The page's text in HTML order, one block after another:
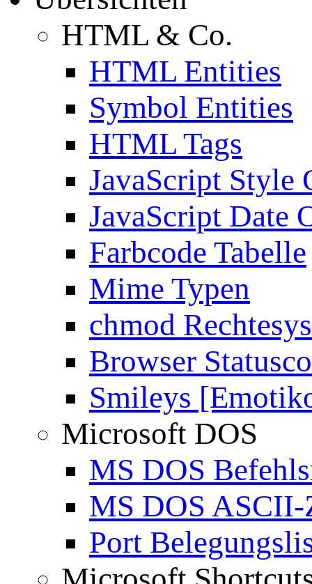
HTML & Co.
HTML Entities
Symbol Entities
HTML Tags
JavaScript Style
JavaScript Date
Farbcode Tabelle
Mime Typen
chmod
Browser
Smileys
Microsoft DOS
MS DOS
MS DOS ASCII-
Port